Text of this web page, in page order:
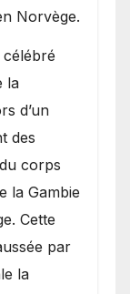
Norvège.
célébré
la
d’un
des
corps
la Gambie
Cette
par
la